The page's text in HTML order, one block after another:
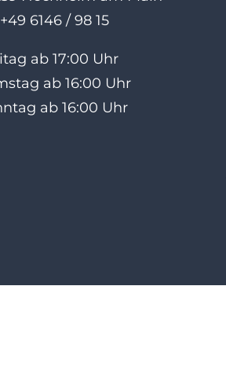
6146 / 98 15
ab 17:00 Uhr
ab 16:00 Uhr
ab 16:00 Uhr